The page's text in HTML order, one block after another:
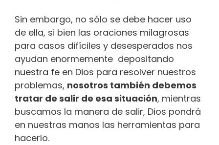
Sin embargo, no sólo se debe hacer uso
de ella, si bien las oraciones milagrosas
para casos difíciles y desesperados nos
ayudan enormemente depositando
nuestra fe en Dios para resolver nuestros
problemas, nosotros también debemos
tratar de salir de esa situación, mientras
buscamos la manera de salir, Dios pondrá
en nuestras manos las herramientas para
hacerlo.